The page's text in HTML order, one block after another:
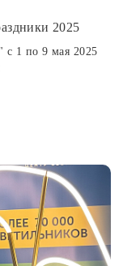
2025
с 1 по 9 мая 2025